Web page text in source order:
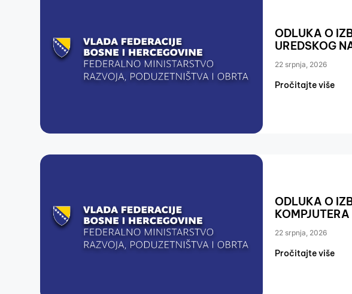
ODLUKA O
UREDSKOG
22 srpnja, 2026
Pročitajte više
ODLUKA O
22 srpnja, 2026
Pročitajte više